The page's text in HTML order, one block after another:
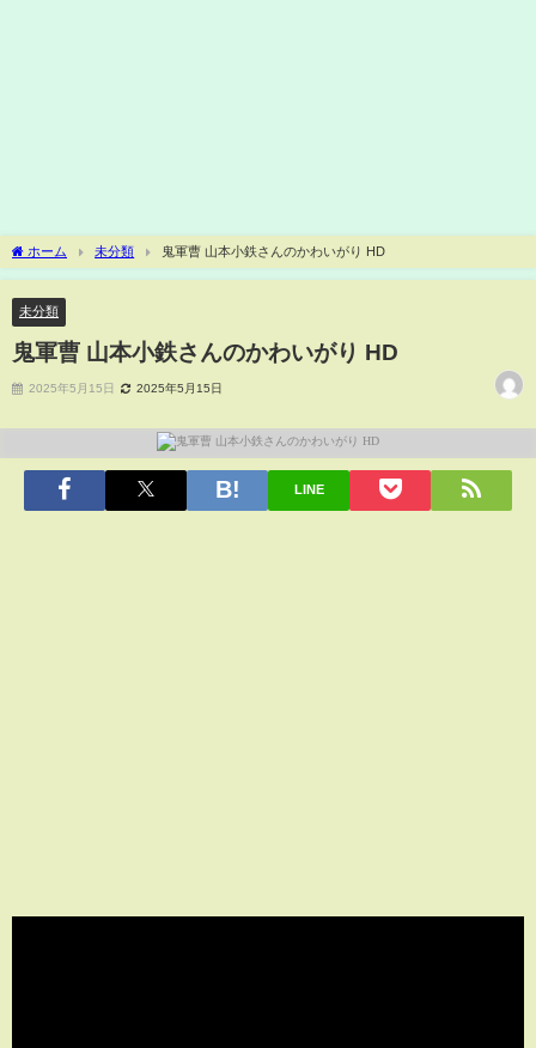
ホーム 未分類 鬼軍曹 山本小鉄さんのかわいがり HD
未分類
鬼軍曹 山本小鉄さんのかわいがり HD
2025年5月15日 2025年5月15日
LINE